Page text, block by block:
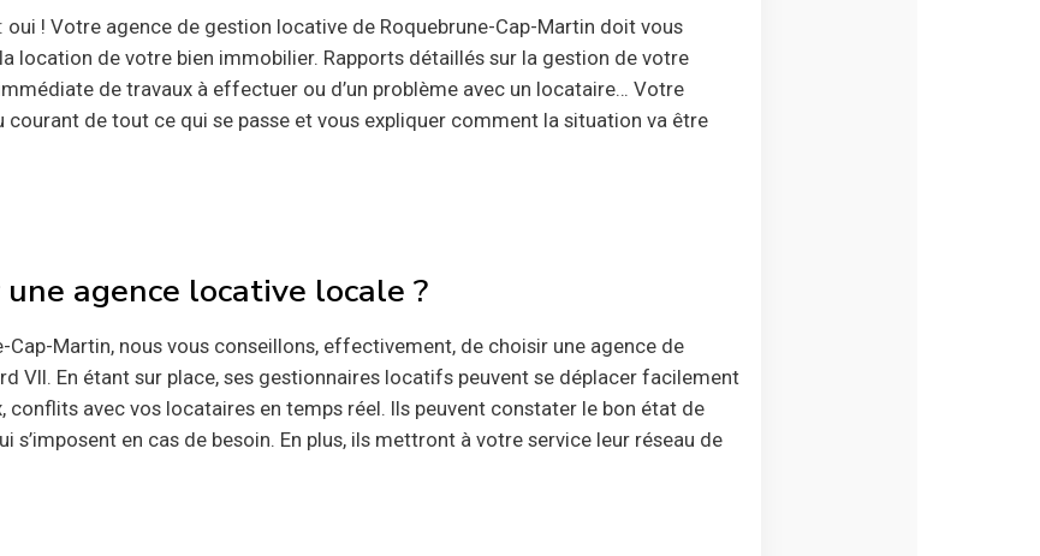
! Votre agence de gestion locative de Roquebrune-Cap-Martin doit vous
location de votre bien immobilier. Rapports détaillés sur la gestion de votre
de travaux à effectuer ou d’un problème avec un locataire… Votre
de tout ce qui se passe et vous expliquer comment la situation va être
agence locative locale ?
Martin, nous vous conseillons, effectivement, de choisir une agence de
VII. En étant sur place, ses gestionnaires locatifs peuvent se déplacer facilement
conflits avec vos locataires en temps réel. Ils peuvent constater le bon état de
en cas de besoin. En plus, ils mettront à votre service leur réseau de